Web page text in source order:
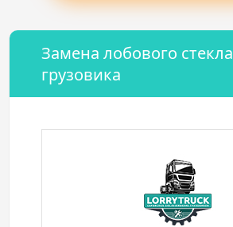
Замена лобового стекла
грузовика